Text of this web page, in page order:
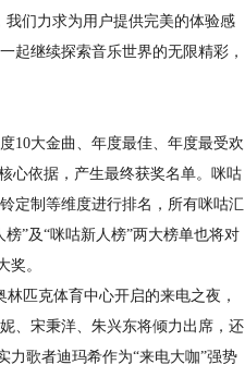
们力求为用户提供完美的体验感
起继续探索音乐世界的无限精彩，
大金曲、年度最佳、年度最受欢
心依据，产生最终获奖名单。咪咕
定制等维度进行排名，所有咪咕汇
”及“咪咕新人榜”两大榜单也将对
奖。
匹克体育中心开启的来电之夜，
、宋秉洋、朱兴东将倾力出席，还
力歌者迪玛希作为“来电大咖”强势